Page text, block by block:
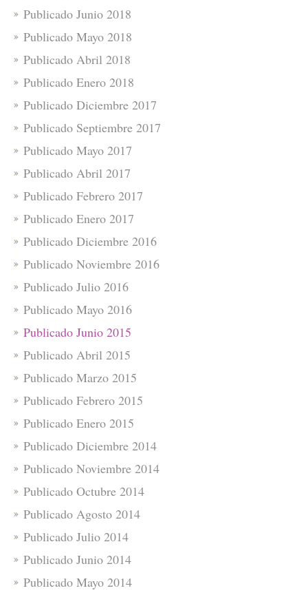
Publicado Junio 2018
Publicado Mayo 2018
Publicado Abril 2018
Publicado Enero 2018
Publicado Diciembre 2017
Publicado Septiembre 2017
Publicado Mayo 2017
Publicado Abril 2017
Publicado Febrero 2017
Publicado Enero 2017
Publicado Diciembre 2016
Publicado Noviembre 2016
Publicado Julio 2016
Publicado Mayo 2016
Publicado Junio 2015
Publicado Abril 2015
Publicado Marzo 2015
Publicado Febrero 2015
Publicado Enero 2015
Publicado Diciembre 2014
Publicado Noviembre 2014
Publicado Octubre 2014
Publicado Agosto 2014
Publicado Julio 2014
Publicado Junio 2014
Publicado Mayo 2014